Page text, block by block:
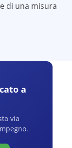
di una misura
a
via